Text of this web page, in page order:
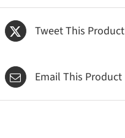
Tweet This Product
Email This Product